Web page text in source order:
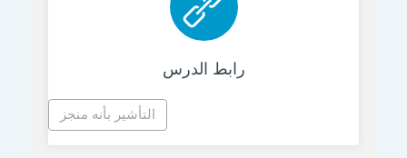
رابط الدرس
رابط الكتروني
التأشير بأنه منجز